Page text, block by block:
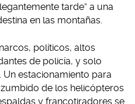
tarde” a una
en las montañas.
políticos, altos
de policía, y solo
Un estacionamiento para
de los helicópteros
y francotiradores se